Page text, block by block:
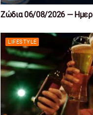
Ζώδια 06/08/2026 —
LIFESTYLE